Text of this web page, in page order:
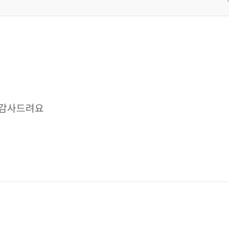
사드려요